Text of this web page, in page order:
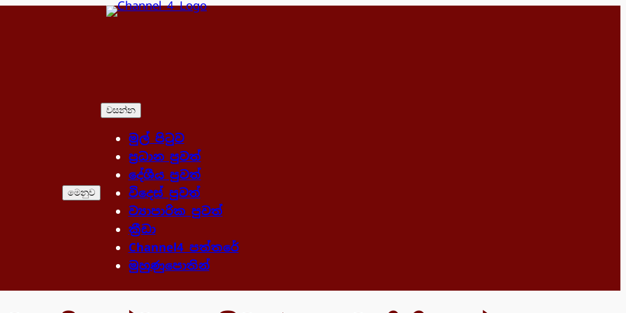
මෙනුව
වසන්න
මුල් පිටුව
ප්‍රධාන පුවත්
දේශීය පුවත්
විදෙස් පුවත්
ව්‍යාපාරික පුවත්
ක්‍රීඩා
Channel4 පත්තරේ
මුහුණුපොතින්